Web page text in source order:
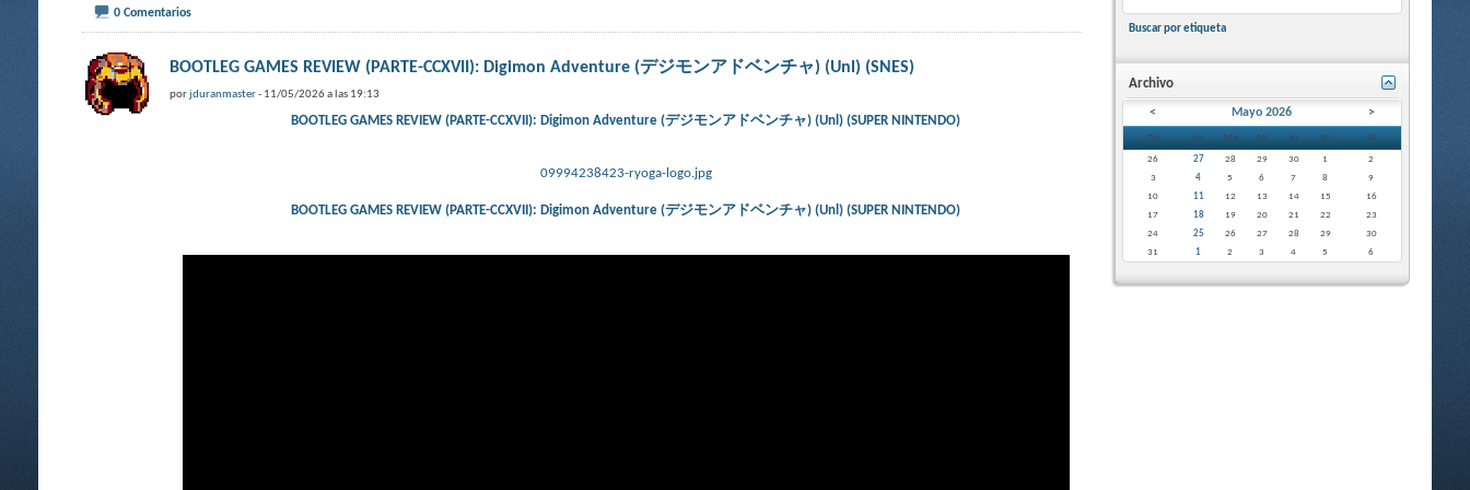
0 Comentarios
BOOTLEG GAMES REVIEW (PARTE-CCXVII): Digimon Adventure (デジモンアドベンチャ) (Unl) (SNES)
porjduranmaster- 11/05/2026 a las 19:13
BOOTLEG GAMES REVIEW (PARTE-CCXVII): Digimon Adventure (デジモンアドベンチャ) (Unl) (SUPER NINTENDO)
09994238423-ryoga-logo.jpg
BOOTLEG GAMES REVIEW (PARTE-CCXVII): Digimon Adventure (デジモンアドベンチャ) (Unl) (SUPER NINTENDO)
Buscar por etiqueta
Archivo
< Mayo 2026 >
Do Lu Ma Mi Ju Vi Sá
26 27 28 29 30 1
2
3
4 5 6 7 8
9
10
11 12 13 14 15
16
17
18 19 20 21 22
23
24
25 26 27 28 29
30
31
1 2 3 4 5 6